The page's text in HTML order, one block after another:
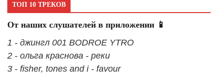
ТОП 10 ТРЕКОВ
От наших слушателей в приложении 📱
1 - джингл 001 BODROE YTRO
2 - ольга краснова - реки
3 - fisher, tones and i - favour